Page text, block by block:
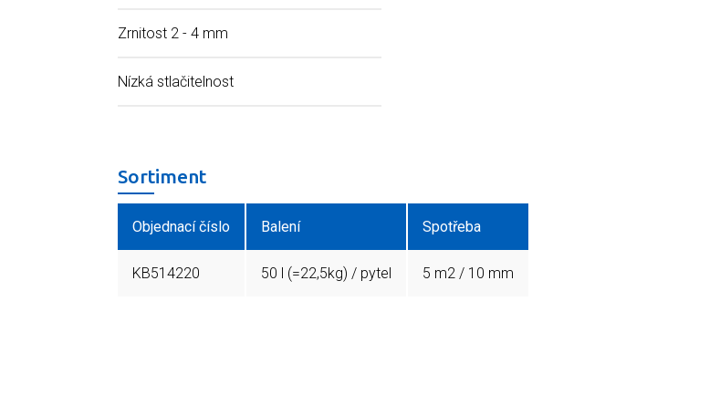
Zrnitost 2 - 4 mm
Nízká stlačitelnost
Sortiment
Objednací číslo Balení Spotřeba
KB514220 50 l (=22,5kg) / pytel 5 m2 / 10 mm